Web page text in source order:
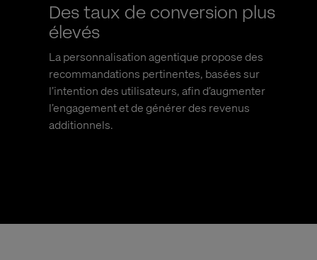
Des taux de conversion plus
élevés
La personnalisation agentique propose des
recommandations pertinentes, basées sur
l’intention des utilisateurs, afin d’augmenter
l’engagement et de générer des revenus
additionnels.